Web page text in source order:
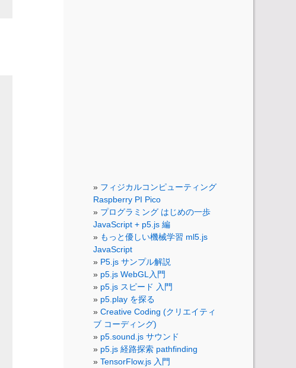
フィジカルコンピューティング
Raspberry PI Pico
プログラミング はじめの一歩
JavaScript + p5.js 編
もっと優しい機械学習 ml5.js
JavaScript
P5.js サンプル解説
p5.js WebGL入門
p5.js スピード 入門
p5.play を探る
Creative Coding (クリエイティ
ブ コーディング)
p5.sound.js サウンド
p5.js 経路探索 pathfinding
TensorFlow.js 入門